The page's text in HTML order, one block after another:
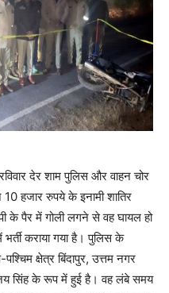
देर शाम पुलिस और वाहन चोर
हजार रुपये के इनामी शातिर
के पैर में गोली लगने से वह घायल हो
कराया गया है। पुलिस के
क्षेत्र बिंदापुर, उत्तम नगर
सिंह के रूप में हुई है। वह लंबे समय